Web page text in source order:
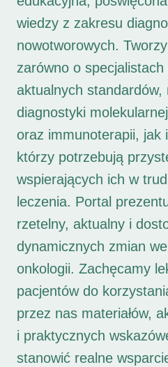
wiedzy z zakresu
nowotworowych.
zarówno o
aktualnych standardów,
diagnostyki
oraz immunoterapii, jak
którzy potrzebują
wspierających ich w
leczenia. Portal
rzetelny, aktualny i
dynamicznych zmian
onkologii. Zachęcamy
pacjentów do
przez nas materiałów,
i praktycznych
stanowić realne